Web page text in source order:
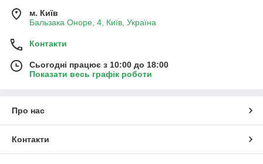
м. Київ
Бальзака Оноре, 4, Київ, Україна
Контакти
Сьогодні працює з 10:00 до 18:00
Показати весь графік роботи
Про нас
Контакти